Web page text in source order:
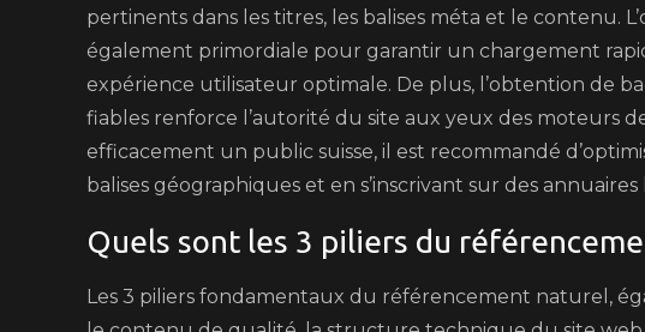
pertinents dans les titres, les balises méta et le contenu.
également primordiale pour garantir un chargement
expérience utilisateur optimale. De plus, l’obtention de
fiables renforce l’autorité du site aux yeux des moteurs
efficacement un public suisse, il est recommandé
balises géographiques et en s’inscrivant sur des annuaires
Quels sont les 3 piliers du
Les 3 piliers fondamentaux du référencement naturel,